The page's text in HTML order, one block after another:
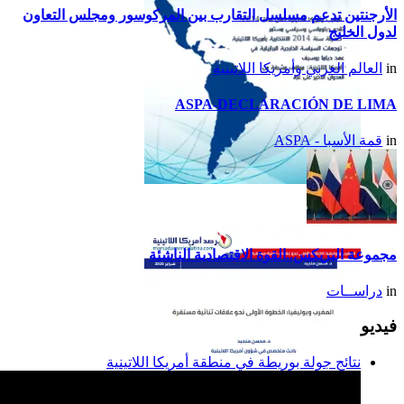
تقرير أمريكا اللاتينية لسنة
2014
الأرجنتين تدعم مسلسل التقارب بين المركوسور ومجلس التعاون
لدول الخليج
in العالم العربي وأمريكا اللاتينية
ASPA-DECLARACIÓN DE LIMA
in قمة الأسبا - ASPA
مجموعة البريكس..القوة الاقتصادية الناشئة
in دراســات
فيديو
نتائج جولة بوريطة في منطقة أمريكا اللاتينية